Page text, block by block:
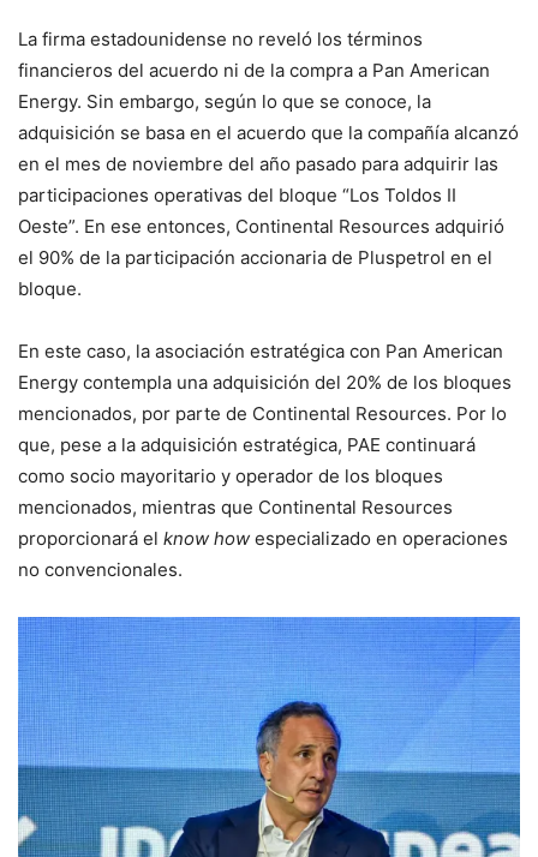
La firma estadounidense no reveló los términos
financieros del acuerdo ni de la compra a Pan American
Energy. Sin embargo, según lo que se conoce, la
adquisición se basa en el acuerdo que la compañía alcanzó
en el mes de noviembre del año pasado para adquirir las
participaciones operativas del bloque “Los Toldos II
Oeste”. En ese entonces, Continental Resources adquirió
el 90% de la participación accionaria de Pluspetrol en el
bloque.
En este caso, la asociación estratégica con Pan American
Energy contempla una adquisición del 20% de los bloques
mencionados, por parte de Continental Resources. Por lo
que, pese a la adquisición estratégica, PAE continuará
como socio mayoritario y operador de los bloques
mencionados, mientras que Continental Resources
proporcionará el know how especializado en operaciones
no convencionales.